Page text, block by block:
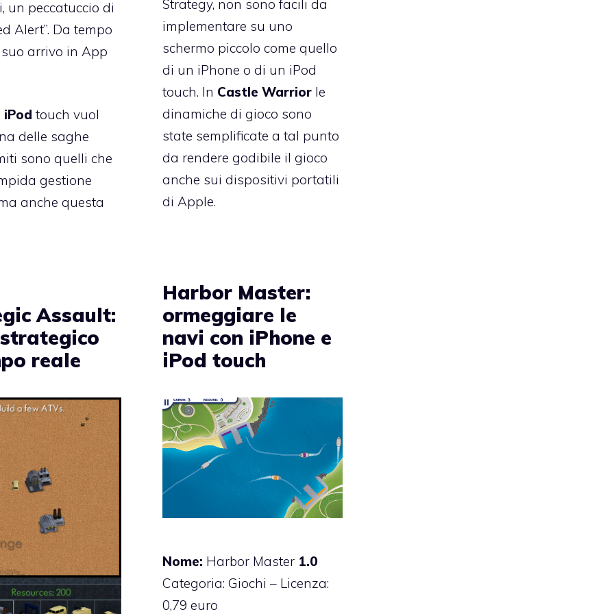
un peccatuccio di
Alert”. Da tempo
suo arrivo in App
iPod touch vuol
delle saghe
sono quelli che
gestione
anche questa
Strategy, non sono facili da
implementare su uno
schermo piccolo come quello
di un iPhone o di un iPod
touch. In Castle Warrior le
dinamiche di gioco sono
state semplificate a tal punto
da rendere godibile il gioco
anche sui dispositivi portatili
di Apple.
Harbor Master:
ormeggiare le
navi con iPhone e
iPod touch
Nome: Harbor Master 1.0
Categoria: Giochi – Licenza:
0,79 euro
Assault:
reale